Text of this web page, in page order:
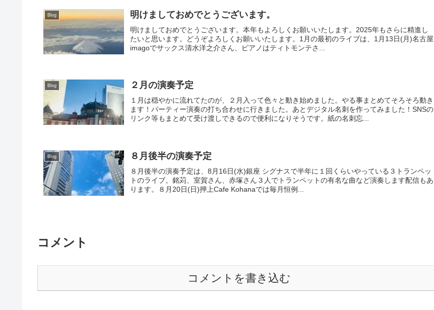
Blog 明けましておめでとうございます。
明けましておめでとうございます。本年もよろしくお願いいたします。2025年もさらに精進し
たいと思います。どうぞよろしくお願いいたします。1月の最初のライブは、1月13日(月)名古屋
imagoでサックス清水洋之介さん、ピアノはティトモンテさ...
Blog ２月の演奏予定
１月は穏やかに流れてたのが、２月入って色々と動き始めました。やる事まとめてそろそろ動き
ます！パーティー演奏の打ち合わせに行きました。あとデジタル名刺を作ってみました！SNSの
リンク等もまとめて受け渡しできるので便利になりそうです。紙の名刺忘...
Blog ８月後半の演奏予定
８月後半の演奏予定は、8月16日(水)銀座 シグナスで半年に１回くらいやっている３トランペッ
トのライブ。銘苅、室賀さん、赤塚さん３人でトランペットの有名な曲など演奏します配信もあ
ります。８月20日(日)押上Cafe Kohanaでは毎月恒例...
コメント
コメントを書き込む